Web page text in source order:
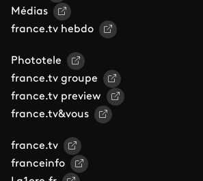
Médias
france.tv hebdo
Phototele
france.tv groupe
france.tv preview
france.tv&vous
france.tv
franceinfo